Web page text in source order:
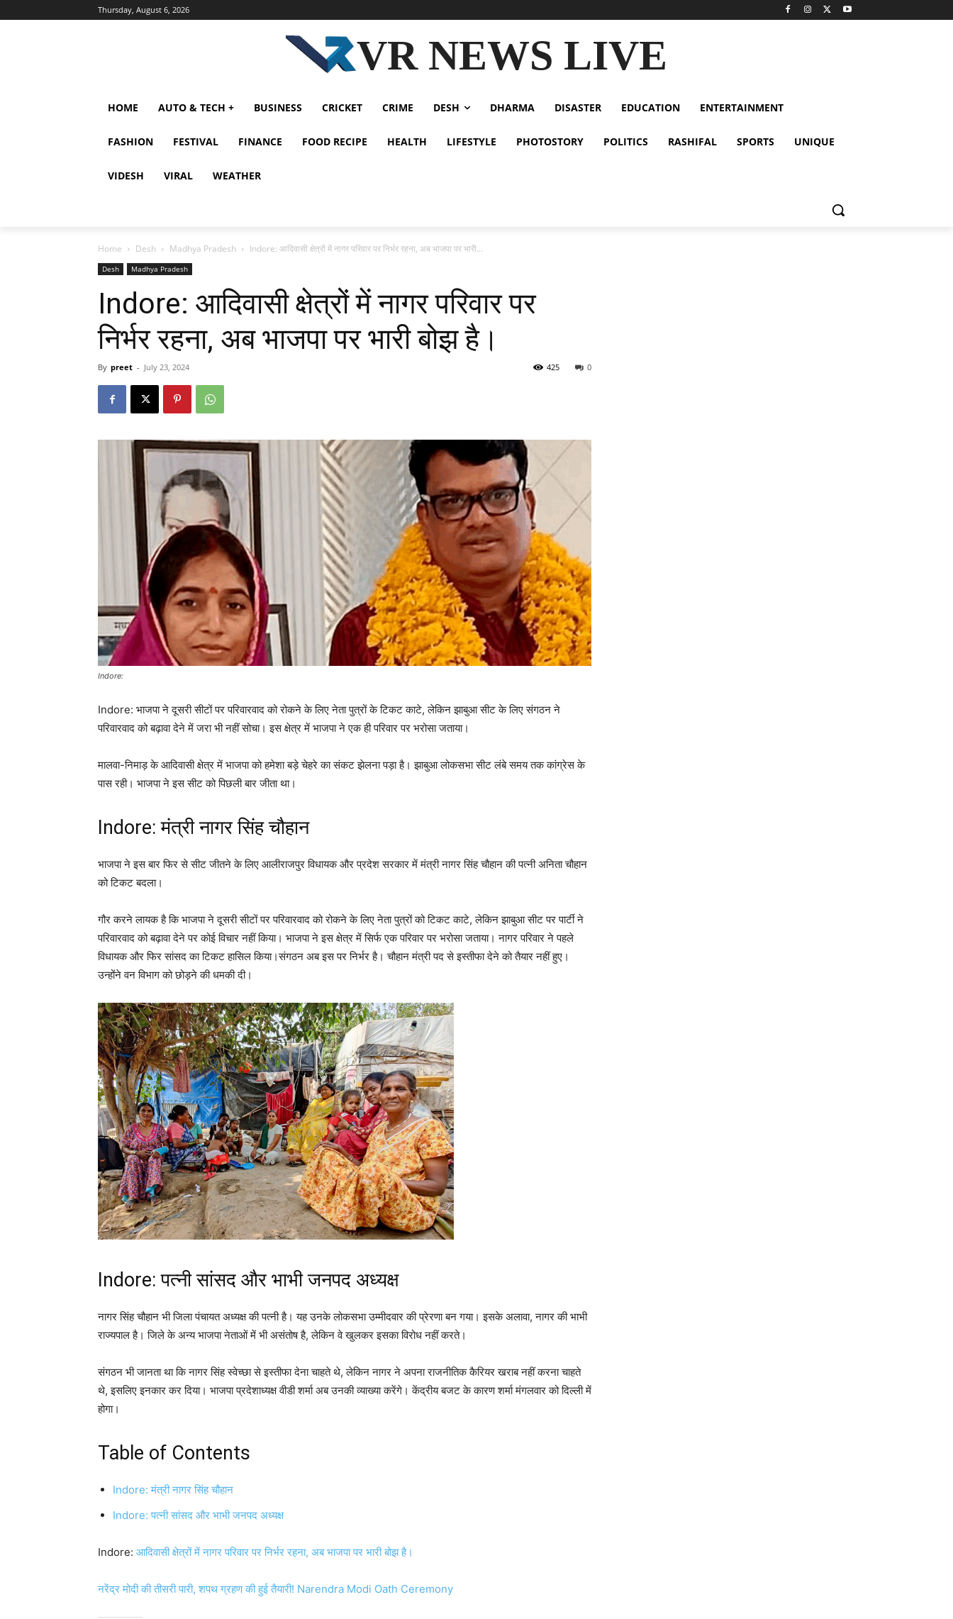
Thursday, August 6, 2026
VR NEWS LIVE
HOME AUTO & TECH + BUSINESS CRICKET CRIME DESH DHARMA DISASTER EDUCATION ENTERTAINMENT
FASHION FESTIVAL FINANCE FOOD RECIPE HEALTH LIFESTYLE PHOTOSTORY POLITICS RASHIFAL SPORTS UNIQUE
VIDESH VIRAL WEATHER
Home Desh Madhya Pradesh Indore: आदिवासी क्षेत्रों में नागर परिवार पर निर्भर रहना, अब भाजपा पर भारी...
Desh Madhya Pradesh
Indore: आदिवासी क्षेत्रों में नागर परिवार पर
निर्भर रहना, अब भाजपा पर भारी बोझ है।
By preet - July 23, 2024 0
425
Indore:
Indore: भाजपा ने दूसरी सीटों पर परिवारवाद को रोकने के लिए नेता पुत्रों के टिकट काटे, लेकिन झाबुआ सीट के लिए संगठन ने
परिवारवाद को बढ़ावा देने में जरा भी नहीं सोचा। इस क्षेत्र में भाजपा ने एक ही परिवार पर भरोसा जताया।
मालवा-निमाड़ के आदिवासी क्षेत्र में भाजपा को हमेशा बड़े चेहरे का संकट झेलना पड़ा है। झाबुआ लोकसभा सीट लंबे समय तक कांग्रेस के
पास रही। भाजपा ने इस सीट को पिछली बार जीता था।
Indore: मंत्री नागर सिंह चौहान
भाजपा ने इस बार फिर से सीट जीतने के लिए आलीराजपुर विधायक और प्रदेश सरकार में मंत्री नागर सिंह चौहान की पत्नी अनिता चौहान
को टिकट बदला।
गौर करने लायक है कि भाजपा ने दूसरी सीटों पर परिवारवाद को रोकने के लिए नेता पुत्रों को टिकट काटे, लेकिन झाबुआ सीट पर पार्टी ने
परिवारवाद को बढ़ावा देने पर कोई विचार नहीं किया। भाजपा ने इस क्षेत्र में सिर्फ एक परिवार पर भरोसा जताया। नागर परिवार ने पहले
विधायक और फिर सांसद का टिकट हासिल किया।संगठन अब इस पर निर्भर है। चौहान मंत्री पद से इस्तीफा देने को तैयार नहीं हुए।
उन्होंने वन विभाग को छोड़ने की धमकी दी।
Indore: पत्नी सांसद और भाभी जनपद अध्यक्ष
नागर सिंह चौहान भी जिला पंचायत अध्यक्ष की पत्नी है। यह उनके लोकसभा उम्मीदवार की प्रेरणा बन गया। इसके अलावा, नागर की भाभी
राज्यपाल है। जिले के अन्य भाजपा नेताओं में भी असंतोष है, लेकिन वे खुलकर इसका विरोध नहीं करते।
संगठन भी जानता था कि नागर सिंह स्वेच्छा से इस्तीफा देना चाहते थे, लेकिन नागर ने अपना राजनीतिक कैरियर खराब नहीं करना चाहते
थे, इसलिए इनकार कर दिया। भाजपा प्रदेशाध्यक्ष वीडी शर्मा अब उनकी व्याख्या करेंगे। केंद्रीय बजट के कारण शर्मा मंगलवार को दिल्ली में
होगा।
Table of Contents
Indore: मंत्री नागर सिंह चौहान
Indore: पत्नी सांसद और भाभी जनपद अध्यक्ष
Indore: आदिवासी क्षेत्रों में नागर परिवार पर निर्भर रहना, अब भाजपा पर भारी बोझ है।
नरेंद्र मोदी की तीसरी पारी, शपथ ग्रहण की हुई तैयारी! Narendra Modi Oath Ceremony